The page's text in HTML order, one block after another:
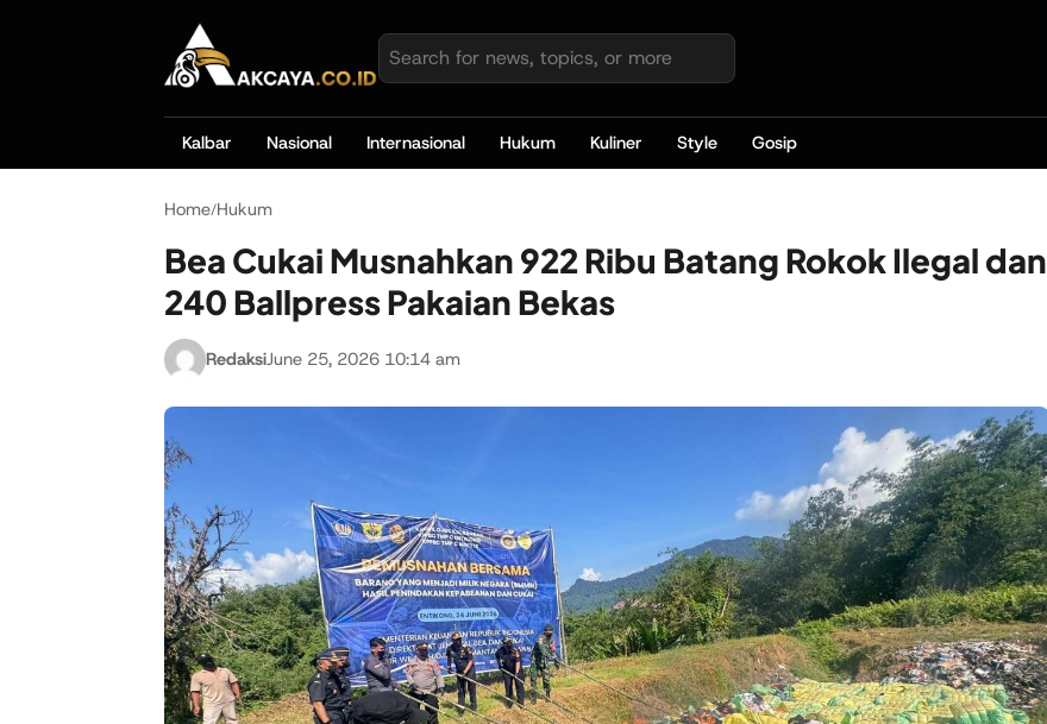
Kalbar Nasional Internasional Hukum Kuliner Style Gosip
Home/Hukum
Bea Cukai Musnahkan 922 Ribu Batang Rokok Ilegal dan
240 Ballpress Pakaian Bekas
RedaksiJune 25, 2026 10:14 am